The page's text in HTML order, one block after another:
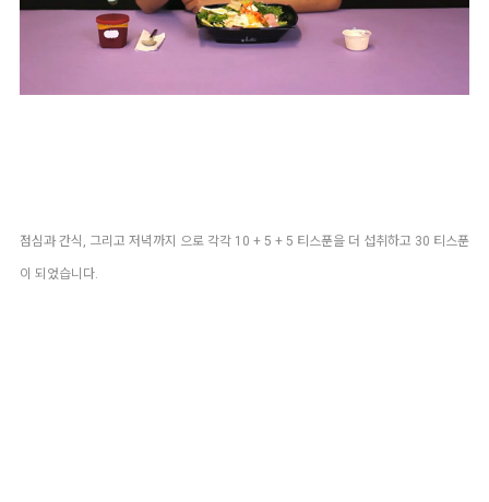
점심과 간식, 그리고 저녁까지 으로 각각 10 + 5 + 5 티스푼을 더 섭취하고 30 티스푼
이 되었습니다.